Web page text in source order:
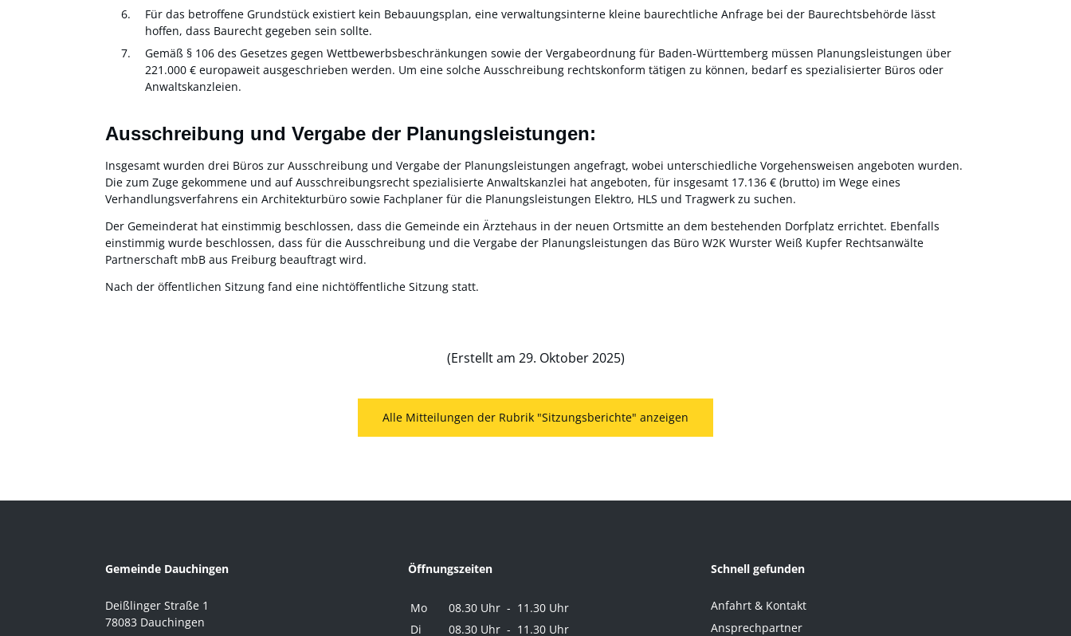
Für das betroffene Grundstück existiert kein Bebauungsplan, eine verwaltungsinterne kleine baurechtliche Anfrage bei der Baurechtsbehörde lässt
hoffen, dass Baurecht gegeben sein sollte.
Gemäß § 106 des Gesetzes gegen Wettbewerbsbeschränkungen sowie der Vergabeordnung für Baden-Württemberg müssen Planungsleistungen über
221.000 € europaweit ausgeschrieben werden. Um eine solche Ausschreibung rechtskonform tätigen zu können, bedarf es spezialisierter Büros oder
Anwaltskanzleien.
Ausschreibung und Vergabe der Planungsleistungen:
Insgesamt wurden drei Büros zur Ausschreibung und Vergabe der Planungsleistungen angefragt, wobei unterschiedliche Vorgehensweisen angeboten wurden.
Die zum Zuge gekommene und auf Ausschreibungsrecht spezialisierte Anwaltskanzlei hat angeboten, für insgesamt 17.136 € (brutto) im Wege eines
Verhandlungsverfahrens ein Architekturbüro sowie Fachplaner für die Planungsleistungen Elektro, HLS und Tragwerk zu suchen.
Der Gemeinderat hat einstimmig beschlossen, dass die Gemeinde ein Ärztehaus in der neuen Ortsmitte an dem bestehenden Dorfplatz errichtet. Ebenfalls
einstimmig wurde beschlossen, dass für die Ausschreibung und die Vergabe der Planungsleistungen das Büro W2K Wurster Weiß Kupfer Rechtsanwälte
Partnerschaft mbB aus Freiburg beauftragt wird.
Nach der öffentlichen Sitzung fand eine nichtöffentliche Sitzung statt.
(Erstellt am 29. Oktober 2025)
Alle Mitteilungen der Rubrik "Sitzungsberichte" anzeigen
Gemeinde Dauchingen
Deißlinger Straße 1
78083 Dauchingen
Öffnungszeiten
Mo
08.30 Uhr - 11.30 Uhr
Di
08.30 Uhr - 11.30 Uhr
Schnell gefunden
Anfahrt & Kontakt
Ansprechpartner